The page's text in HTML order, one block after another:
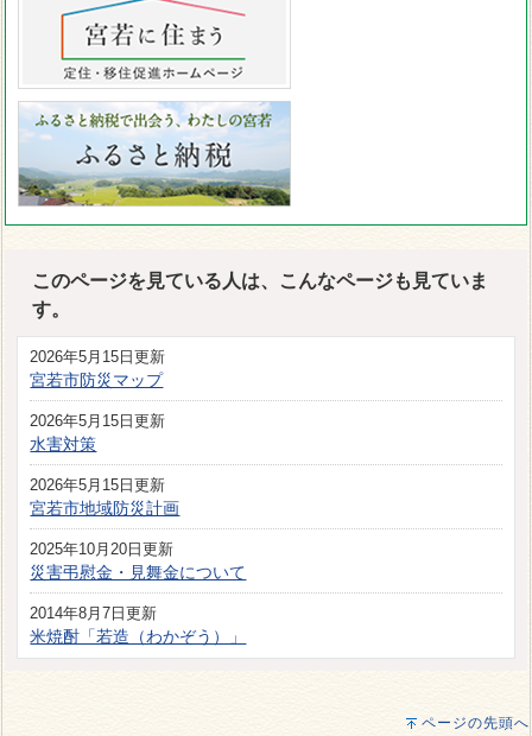
このページを見ている人は、こんなページも見ていま
す。
2026年5月15日更新
宮若市防災マップ
2026年5月15日更新
水害対策
2026年5月15日更新
宮若市地域防災計画
2025年10月20日更新
災害弔慰金・見舞金について
2014年8月7日更新
米焼酎「若造（わかぞう）」
ページの先頭へ